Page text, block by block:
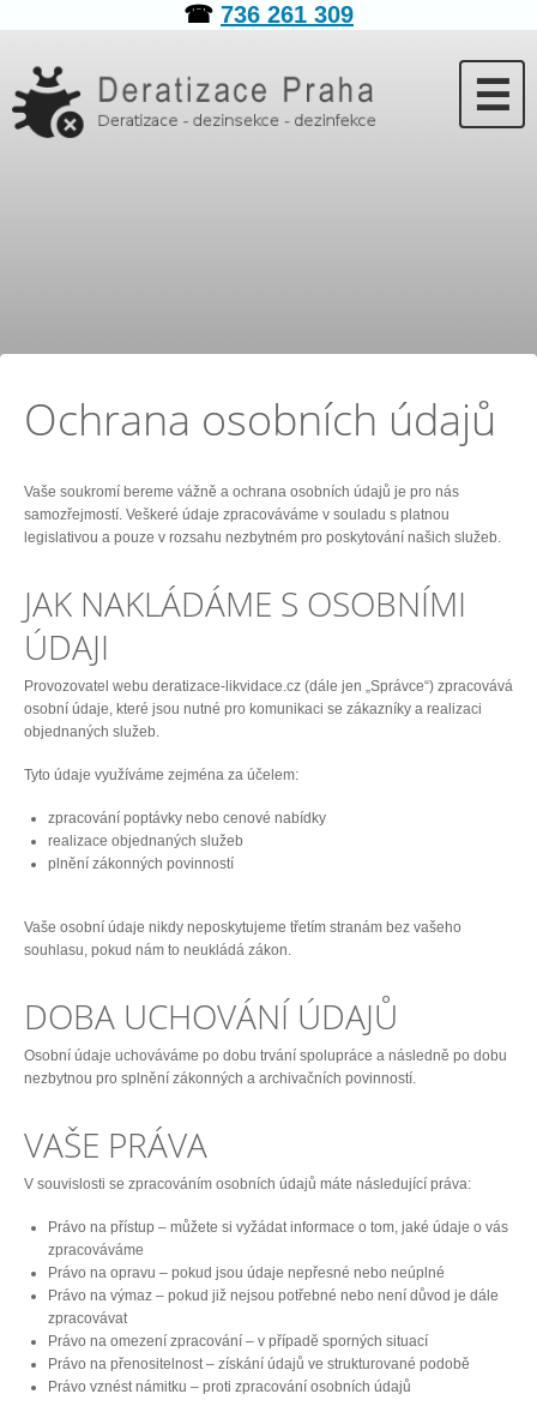
☎ 736 261 309
☰
Ochrana osobních údajů
Vaše soukromí bereme vážně a ochrana osobních údajů je pro nás
samozřejmostí. Veškeré údaje zpracováváme v souladu s platnou
legislativou a pouze v rozsahu nezbytném pro poskytování našich služeb.
JAK NAKLÁDÁME S OSOBNÍMI
ÚDAJI
Provozovatel webu deratizace-likvidace.cz (dále jen „Správce“) zpracovává
osobní údaje, které jsou nutné pro komunikaci se zákazníky a realizaci
objednaných služeb.
Tyto údaje využíváme zejména za účelem:
zpracování poptávky nebo cenové nabídky
realizace objednaných služeb
plnění zákonných povinností
Vaše osobní údaje nikdy neposkytujeme třetím stranám bez vašeho
souhlasu, pokud nám to neukládá zákon.
DOBA UCHOVÁNÍ ÚDAJŮ
Osobní údaje uchováváme po dobu trvání spolupráce a následně po dobu
nezbytnou pro splnění zákonných a archivačních povinností.
VAŠE PRÁVA
V souvislosti se zpracováním osobních údajů máte následující práva:
Právo na přístup – můžete si vyžádat informace o tom, jaké údaje o vás
zpracováváme
Právo na opravu – pokud jsou údaje nepřesné nebo neúplné
Právo na výmaz – pokud již nejsou potřebné nebo není důvod je dále
zpracovávat
Právo na omezení zpracování – v případě sporných situací
Právo na přenositelnost – získání údajů ve strukturované podobě
Právo vznést námitku – proti zpracování osobních údajů